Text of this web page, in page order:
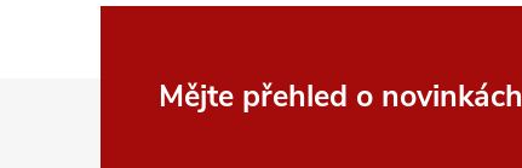
Mějte přehled o novinkách